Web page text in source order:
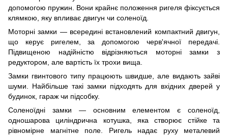
допомогою пружин. Вони крайнє положення ригеля фіксується
клямкою, яку впливає двигун чи соленоїд.
Моторні замки — всередині встановлений компактний двигун,
що керує ригелем, за допомогою черв'ячної передачі.
Підвищеною надійністю відрізняються моторні замки з
редуктором, але вартість їх трохи вища.
Замки гвинтового типу працюють швидше, але видають зайві
шуми. Найбільше такі замки підходять для вхідних дверей у
будинок, гараж чи підсобку.
Соленоїдні замки — основним елементом є соленоїд,
одношарова циліндрична котушка, яка створює стійке та
рівномірне магнітне поле. Ригель надає руху металевий